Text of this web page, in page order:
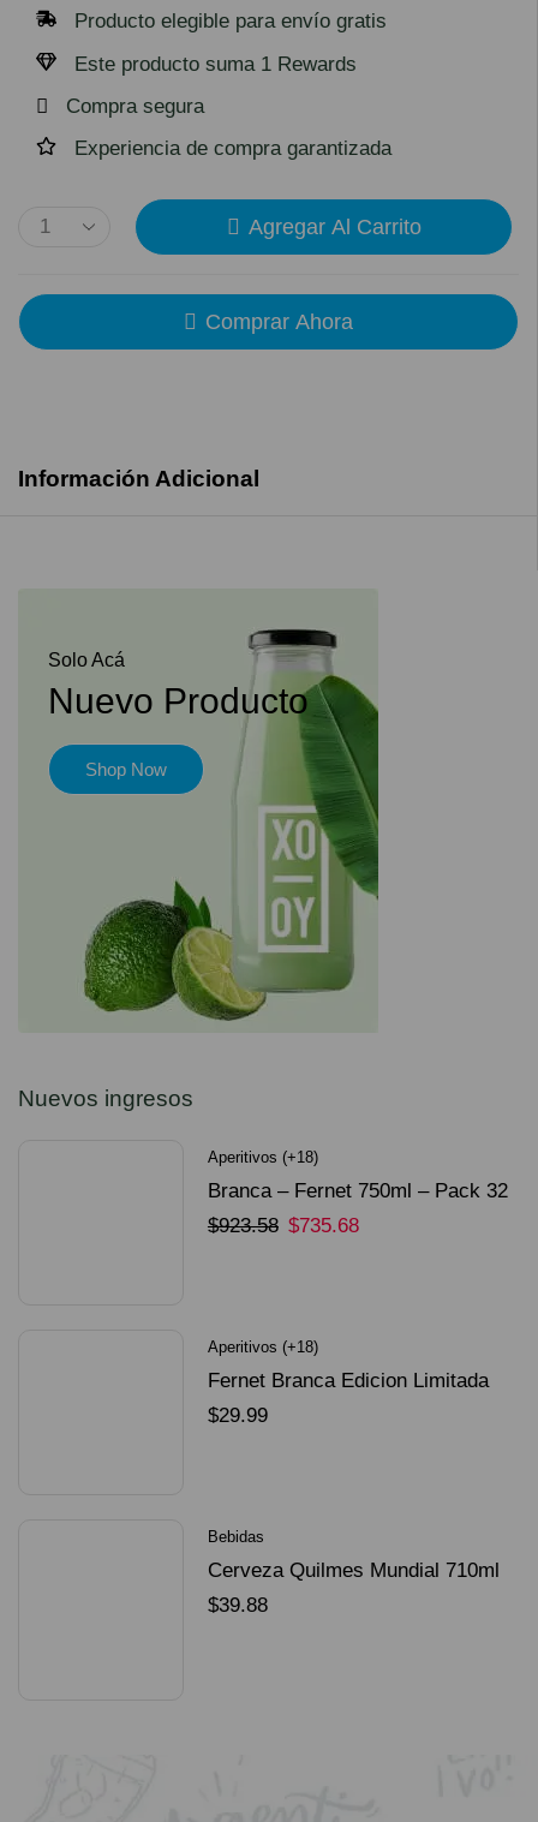
Producto elegible para envío gratis
Este producto suma 1 Rewards
Compra segura
Experiencia de compra garantizada
Agregar Al Carrito
Comprar Ahora
Información Adicional
Solo Acá
Nuevo Producto
Shop Now
Nuevos ingresos
Aperitivos (+18)
Branca – Fernet 750ml – Pack 32
Unidades
$923.58 $735.68
Aperitivos (+18)
Fernet Branca Edicion Limitada
Dorado Mundial
$29.99
Bebidas
Cerveza Quilmes Mundial 710ml
packX4
$39.88